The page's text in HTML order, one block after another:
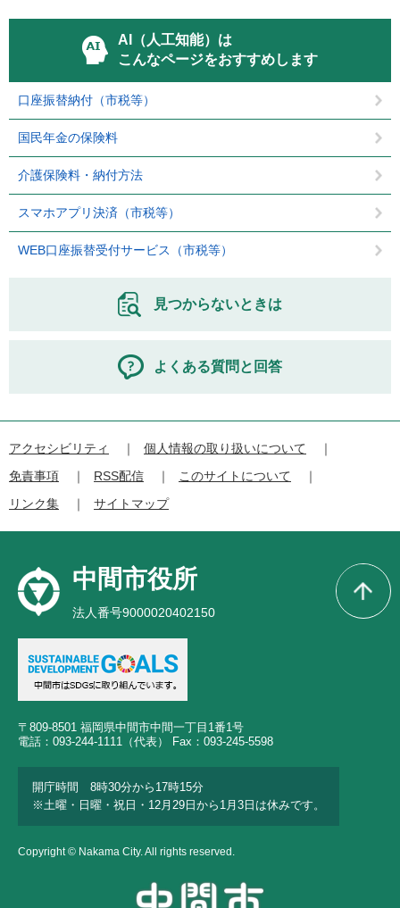
AI（人工知能）は
こんなページをおすすめします
口座振替納付（市税等）
国民年金の保険料
介護保険料・納付方法
スマホアプリ決済（市税等）
WEB口座振替受付サービス（市税等）
見つからないときは
よくある質問と回答
アクセシビリティ
個人情報の取り扱いについて
免責事項
RSS配信
このサイトについて
リンク集
サイトマップ
中間市役所
法人番号9000020402150
〒809-8501 福岡県中間市中間一丁目1番1号
電話：093-244-1111（代表） Fax：093-245-5598
開庁時間 8時30分から17時15分
※土曜・日曜・祝日・12月29日から1月3日は休みです。
Copyright © Nakama City. All rights reserved.